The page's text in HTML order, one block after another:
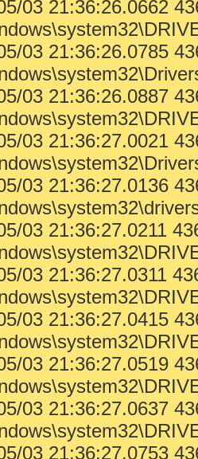
03 21:36:26.0662
03 21:36:26.0785
03 21:36:26.0887
03 21:36:27.0021
03 21:36:27.0136
03 21:36:27.0211
03 21:36:27.0311
03 21:36:27.0415
03 21:36:27.0519
03 21:36:27.0637
03 21:36:27.0753